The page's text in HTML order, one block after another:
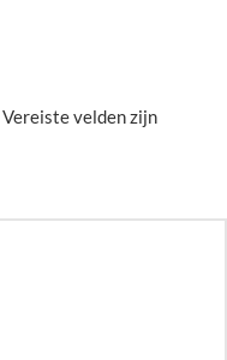
Vereiste velden zijn